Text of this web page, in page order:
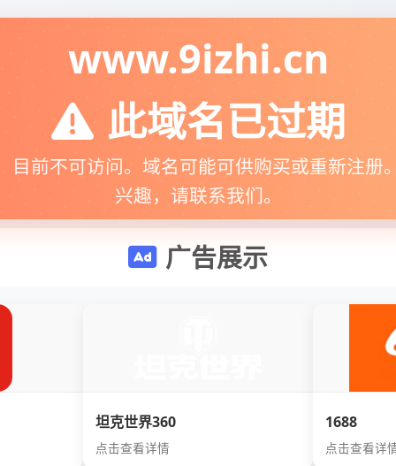
www.9izhi.cn
此域名已过期
目前不可访问。域名可能可供购买或重新注册
兴趣，请联系我们。
广告展示
坦克世界360
点击查看详情
1688
点击查看详